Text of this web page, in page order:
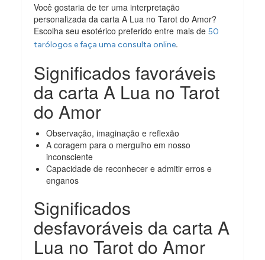
Você gostaria de ter uma interpretação
personalizada da carta A Lua no Tarot do Amor?
Escolha seu esotérico preferido entre mais de50
tarólogos e faça uma consulta online.
Significados favoráveis
da carta A Lua no Tarot
do Amor
Observação, imaginação e reflexão
A coragem para o mergulho em nosso
inconsciente
Capacidade de reconhecer e admitir erros e
enganos
Significados
desfavoráveis da carta A
Lua no Tarot do Amor